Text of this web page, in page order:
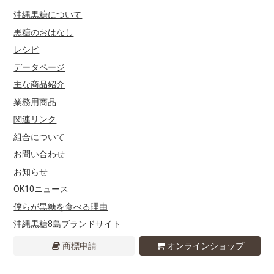
沖縄黒糖について
黒糖のおはなし
レシピ
データページ
主な商品紹介
業務用商品
関連リンク
組合について
お問い合わせ
お知らせ
OK10ニュース
僕らが黒糖を食べる理由
沖縄黒糖8島ブランドサイト
商標申請 オンラインショップ